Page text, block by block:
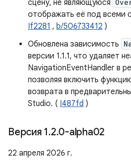
сцену, не являющуюся
отображать её под всеми
If2281 , b/506733412 )
Обновлена ​​зависимость
версии 1.1.1, что удаляет
NavigationEventHandler в
позволяя включить
возврата в
Studio. ( I487fd )
Версия 1.2.0-alpha02
22 апреля 2026 г.